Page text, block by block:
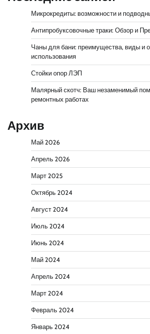
Микрокредиты: возможности и
Антипробуксовочные траки: Обзор и
Чаны для бани: преимущества, виды и
использования
Стойки опор ЛЭП
Малярный скотч: Ваш незаменимый
ремонтных работах
Архив
Май 2026
Апрель 2026
Март 2025
Октябрь 2024
Август 2024
Июль 2024
Июнь 2024
Май 2024
Апрель 2024
Март 2024
Февраль 2024
Январь 2024